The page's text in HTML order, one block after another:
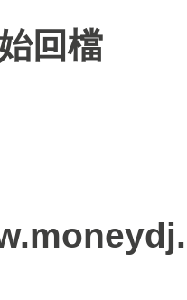
回檔